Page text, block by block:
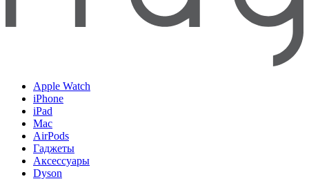
Apple Watch
iPhone
iPad
Mac
AirPods
Гаджеты
Аксессуары
Dyson